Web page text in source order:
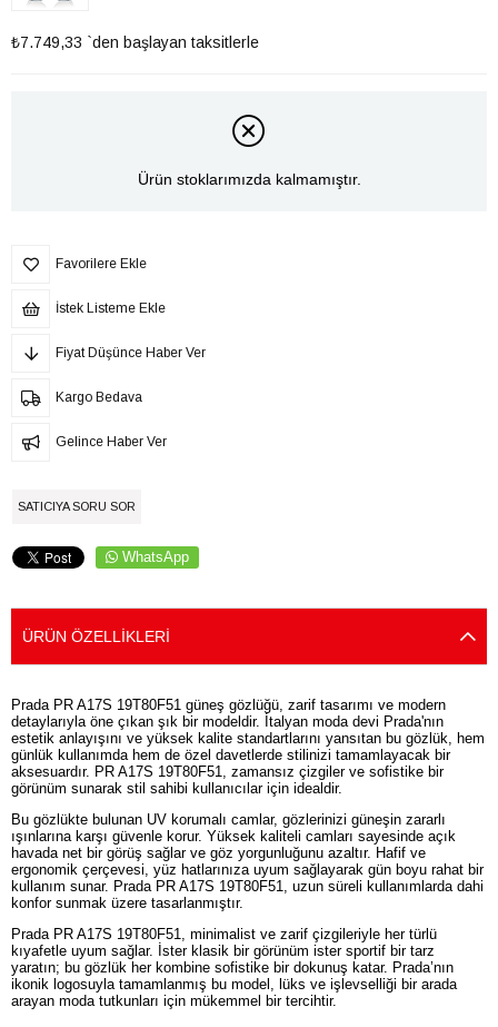
₺7.749,33 `den başlayan taksitlerle
Ürün stoklarımızda kalmamıştır.
Favorilere Ekle
İstek Listeme Ekle
Fiyat Düşünce Haber Ver
Kargo Bedava
Gelince Haber Ver
SATICIYA SORU SOR
WhatsApp
ÜRÜN ÖZELLIKLERI
Prada PR A17S 19T80F51 güneş gözlüğü, zarif tasarımı ve modern
detaylarıyla öne çıkan şık bir modeldir. İtalyan moda devi Prada'nın
estetik anlayışını ve yüksek kalite standartlarını yansıtan bu gözlük, hem
günlük kullanımda hem de özel davetlerde stilinizi tamamlayacak bir
aksesuardır. PR A17S 19T80F51, zamansız çizgiler ve sofistike bir
görünüm sunarak stil sahibi kullanıcılar için idealdir.
Bu gözlükte bulunan UV korumalı camlar, gözlerinizi güneşin zararlı
ışınlarına karşı güvenle korur. Yüksek kaliteli camları sayesinde açık
havada net bir görüş sağlar ve göz yorgunluğunu azaltır. Hafif ve
ergonomik çerçevesi, yüz hatlarınıza uyum sağlayarak gün boyu rahat bir
kullanım sunar. Prada PR A17S 19T80F51, uzun süreli kullanımlarda dahi
konfor sunmak üzere tasarlanmıştır.
Prada PR A17S 19T80F51, minimalist ve zarif çizgileriyle her türlü
kıyafetle uyum sağlar. İster klasik bir görünüm ister sportif bir tarz
yaratın; bu gözlük her kombine sofistike bir dokunuş katar. Prada’nın
ikonik logosuyla tamamlanmış bu model, lüks ve işlevselliği bir arada
arayan moda tutkunları için mükemmel bir tercihtir.